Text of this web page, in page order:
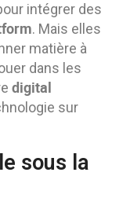
intégrer des
. Mais elles
matière à
dans les
digital
sur
sous la